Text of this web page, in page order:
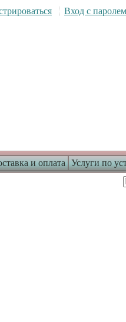
и оплата Услуги по
Вход с паролем